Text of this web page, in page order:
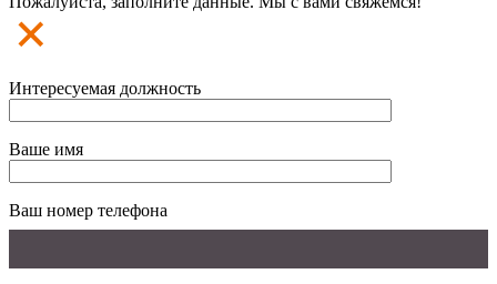
Интересуемая должность
Ваше имя
Ваш номер телефона